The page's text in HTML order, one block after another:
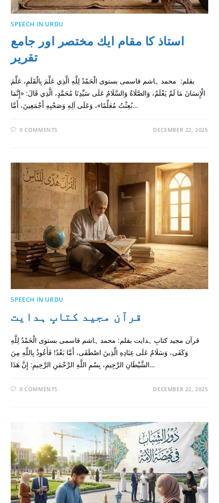
SPEECH IN URDU
استاذ کا مقام ايك مختصر اور جامع
تقرير
بقلم: محمد ہاشم قاسمى بستوى الْحَمْدُ لِلَّهِ الَّذِي عَلَّمَ بِالْقَلَمِ، عَلَّمَ
الْإِنسَانَ مَا لَمْ يَعْلَمْ، وَالصَّلَاةُ وَالسَّلَامُ عَلَى سَيِّدِنَا مُحَمَّدٍ، الَّذِي قَالَ: «إِنَّمَا
بُعِثْتُ مُعَلِّمًا»، وَعَلَى آلِهِ وَصَحْبِهِ أَجْمَعِينَ، أَمَّا…
0 COMMENTS DECEMBER 22, 2025
SPEECH IN URDU
قرآن مجید کتابِ ہدایت
قرآن مجید کتابِ ہدایت بقلم: محمد ہاشم قاسمى بستوى الْحَمْدُ لِلَّهِ
وَكَفَى، وَسَلَامٌ عَلَى عِبَادِهِ الَّذِينَ اصْطَفَى، أَمَّا بَعْدُ! فَأَعُوذُ بِاللَّهِ مِنَ
الشَّيْطَانِ الرَّجِيمِ، بِسْمِ اللَّهِ الرَّحْمَنِ الرَّحِيمِ: إِنَّ هَذَا…
0 COMMENTS DECEMBER 22, 2025